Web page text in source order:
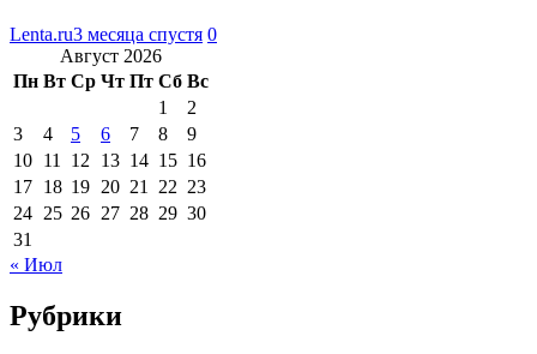
Lenta.ru3 месяца спустя 0
Август 2026
Пн Вт Ср Чт Пт Сб Вс
1
2
3
4 5 6 7 8
9
10 11 12 13 14 15 16
17 18 19 20 21 22 23
24 25 26 27 28 29 30
31
« Июл
Рубрики